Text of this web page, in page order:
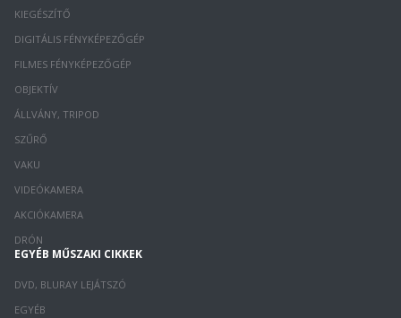
KIEGÉSZÍTŐ
DIGITÁLIS FÉNYKÉPEZŐGÉP
FILMES FÉNYKÉPEZŐGÉP
OBJEKTÍV
ÁLLVÁNY, TRIPOD
SZŰRŐ
VAKU
VIDEÓKAMERA
AKCIÓKAMERA
DRÓN
EGYÉB MŰSZAKI CIKKEK
DVD, BLURAY LEJÁTSZÓ
EGYÉB